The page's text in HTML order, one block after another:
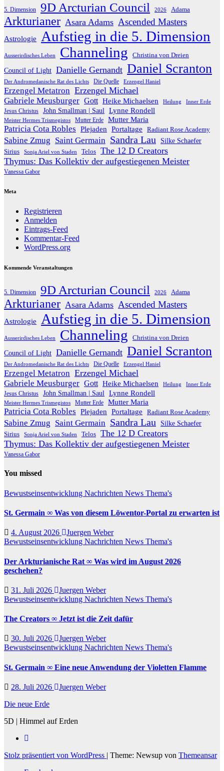
5. Dimension 9D Arcturian Council 2026 Adama
Arkturianer Asara Adams Ascended Masters
Astrologie Aufstieg in die 5. Dimension
Ausserirdisches Leben Channeling Christina von Dreien
Council of Light Danielle Gernandt Daniel Scranton
Der Andromedanische Rat des Lichts Die Quelle Erzengel Haniel
Erzengel Metatron Erzengel Michael
Gabriele Meusburger Gott Heike Michaelsen Heilung Inner Erde
Jesus Christus John Smallman | Saul Lynne Rondell
Meister Hermes Trismegistos Mutter Erde Mutter Maria
Patricia Cota Robles Plejaden Portaltage Radiant Rose Academy
Sabine Zmug Saint Germain Sandra Lau Silke Schaefer
Sirius Sonja Ariel von Staden Telos The 12 D Creators
Thymus: Das Kollektiv der aufgestiegenen Meister
Vanessa Gabor
Meta
Registrieren
Anmelden
Eintrags-Feed
Kommentar-Feed
WordPress.org
Kommende Veranstaltungen
5. Dimension 9D Arcturian Council 2026 Adama
Arkturianer Asara Adams Ascended Masters
Astrologie Aufstieg in die 5. Dimension
Ausserirdisches Leben Channeling Christina von Dreien
Council of Light Danielle Gernandt Daniel Scranton
Der Andromedanische Rat des Lichts Die Quelle Erzengel Haniel
Erzengel Metatron Erzengel Michael
Gabriele Meusburger Gott Heike Michaelsen Heilung Inner Erde
Jesus Christus John Smallman | Saul Lynne Rondell
Meister Hermes Trismegistos Mutter Erde Mutter Maria
Patricia Cota Robles Plejaden Portaltage Radiant Rose Academy
Sabine Zmug Saint Germain Sandra Lau Silke Schaefer
Sirius Sonja Ariel von Staden Telos The 12 D Creators
Thymus: Das Kollektiv der aufgestiegenen Meister
Vanessa Gabor
You missed
Bewustseinsentwicklung Nachrichten News Thema's
St. Germain ∞ Was von diesem Löwentor-Portal zu erwarten ist
4. August 2026
Juergen Weber
Bewustseinsentwicklung Nachrichten News Thema's
Der Arkturianische Rat ∞ Was wird im August 2026
geschehen?
31. Juli 2026
Juergen Weber
Bewustseinsentwicklung Nachrichten News Thema's
The Creators ∞ Jetzt ist die Zeit dafür
30. Juli 2026
Juergen Weber
Bewustseinsentwicklung Nachrichten News Thema's
St. Germain ∞ Eine neue Anwendung der Violetten Flamme
28. Juli 2026
Juergen Weber
Die neue Erde
5D | Himmel auf Erden
Stolz präsentiert von WordPress | Theme: Newsup von Themeansar